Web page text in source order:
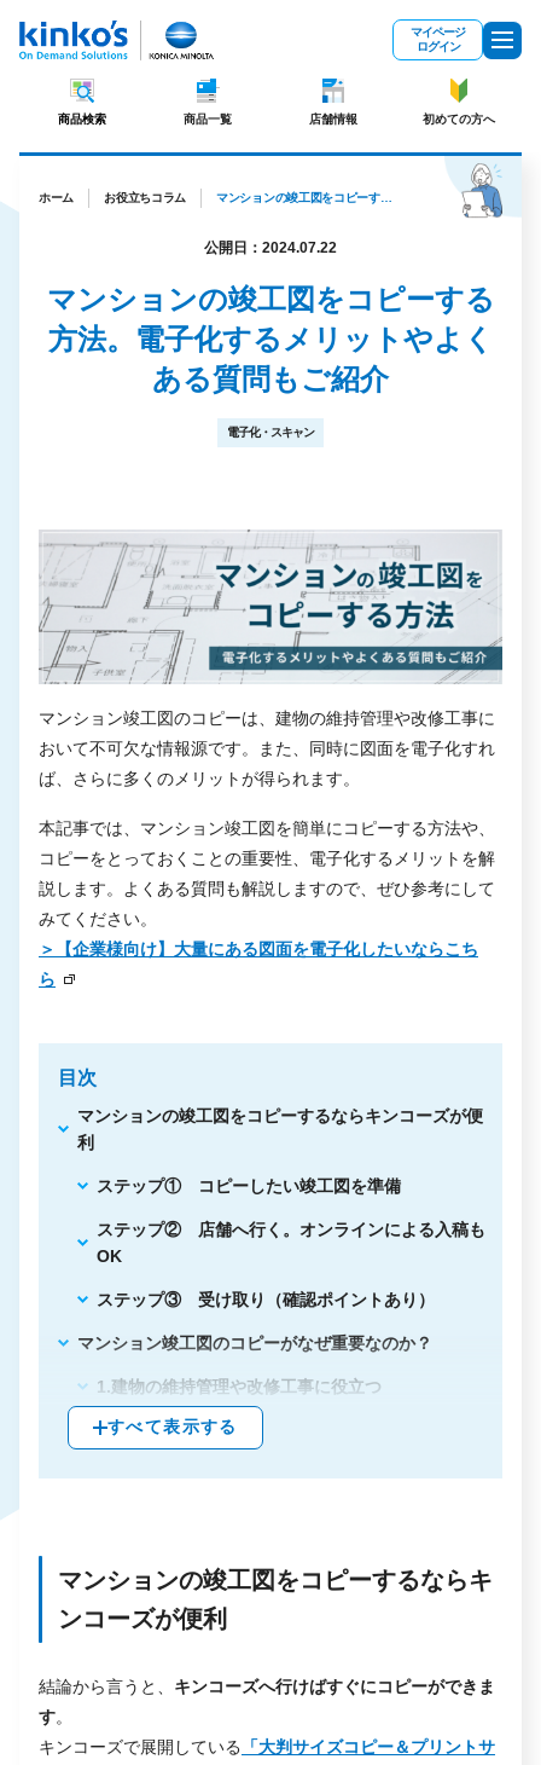
マイページ
ログイン
商品検索 商品一覧 店舗情報 初めての方へ
ホーム お役立ちコラム マンションの竣工図をコピーする方法。電子化するメリットやよくある質問もご紹介
公開日：2024.07.22
マンションの竣工図をコピーする
方法。電子化するメリットやよく
ある質問もご紹介
電子化・スキャン
マンション竣工図のコピーは、建物の維持管理や改修工事に
おいて不可欠な情報源です。また、同時に図面を電子化すれ
ば、さらに多くのメリットが得られます。
本記事では、マンション竣工図を簡単にコピーする方法や、
コピーをとっておくことの重要性、電子化するメリットを解
説します。よくある質問も解説しますので、ぜひ参考にして
みてください。
＞【企業様向け】大量にある図面を電子化したいならこち
ら
目次
マンションの竣工図をコピーするならキンコーズが便
利
ステップ① コピーしたい竣工図を準備
ステップ② 店舗へ行く。オンラインによる入稿も
OK
ステップ③ 受け取り（確認ポイントあり）
マンション竣工図のコピーがなぜ重要なのか？
1.建物の維持管理や改修工事に役立つ
2.トラブルが発生した際に迅速に対応できる
1.物理的な劣化や紛失のリスクを軽減できる
3.保管スペースを節約できる
竣工図など図面を電子化するならキンコーズ
すべて表示する
マンションの竣工図をコピーするならキ
ンコーズが便利
結論から言うと、 キンコーズへ行けばすぐにコピーができま
す。
キンコーズで展開している
「大判サイズコピー＆プリントサ